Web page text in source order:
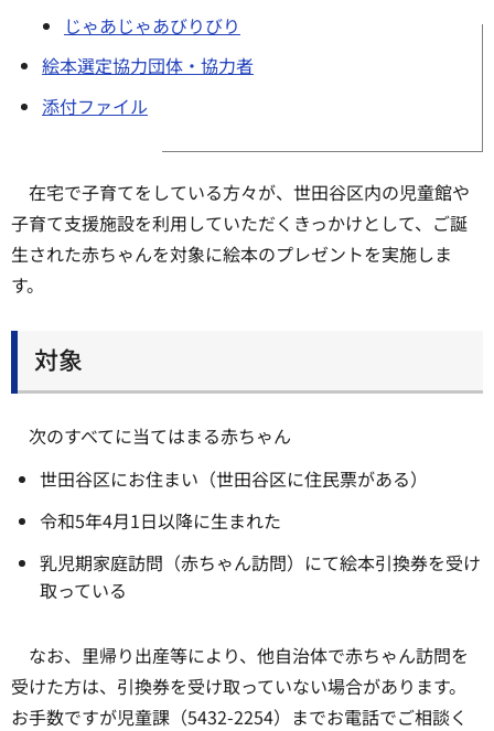
じゃあじゃあびりびり
絵本選定協力団体・協力者
添付ファイル
在宅で子育てをしている方々が、世田谷区内の児童館や
子育て支援施設を利用していただくきっかけとして、ご誕
生された赤ちゃんを対象に絵本のプレゼントを実施しま
す。
対象
次のすべてに当てはまる赤ちゃん
世田谷区にお住まい（世田谷区に住民票がある）
令和5年4月1日以降に生まれた
乳児期家庭訪問（赤ちゃん訪問）にて絵本引換券を受け
取っている
なお、里帰り出産等により、他自治体で赤ちゃん訪問を
受けた方は、引換券を受け取っていない場合があります。
お手数ですが児童課（5432-2254）までお電話でご相談く